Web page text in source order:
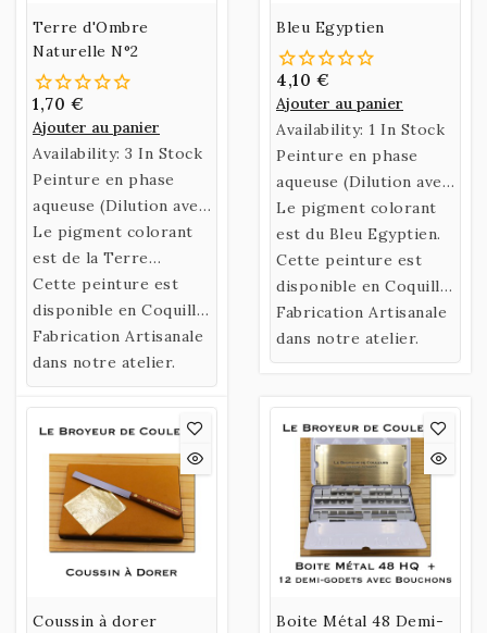
Terre d'Ombre
Naturelle N°2
1,70 €
Ajouter au panier
Availability: 3 In Stock
Peinture en phase
aqueuse (Dilution avec
de l’eau)
confectionnée selon
une recette historique
utilisant un liant
naturel fabriqué à
partir de Gomme
Arabique et d’Eau de
Miel.
Le pigment colorant
est de la Terre
d'Ombre Naturelle 2.
Cette peinture est
disponible en Coquille
ou en Godet.
Fabrication Artisanale
dans notre atelier.
Bleu Egyptien
4,10 €
Ajouter au panier
Availability: 1 In Stock
Peinture en phase
aqueuse (Dilution avec
de l’eau)
confectionnée selon
une recette historique
utilisant un liant
naturel fabriqué à
partir de Gomme
Arabique et d’Eau de
Le pigment colorant
est du Bleu Egyptien.
Cette peinture est
disponible en Coquille
ou en Godet.
Fabrication Artisanale
dans notre atelier.
Coussin à dorer
Boite Métal 48 Demi-